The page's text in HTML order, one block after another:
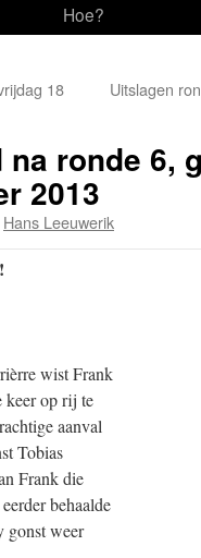
Hoe?
18
Uitslagen
ronde 6,
2013
Hans Leeuwerik
wist Frank
keer op rij te
aanval
Tobias
Frank die
behaalde
gonst weer